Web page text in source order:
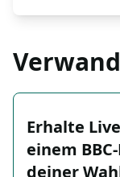
Erhalte
einem
deiner